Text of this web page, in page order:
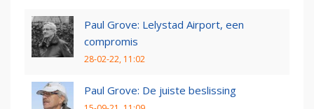
Paul Grove: Lelystad Airport, een
compromis
28-02-22, 11:02
Paul Grove: De juiste beslissing